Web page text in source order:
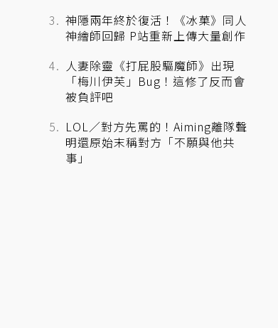
神隱兩年終於復活！《冰菓》同人
神繪師回歸 P站重新上傳大量創作
人妻除靈《打屁股驅魔師》出現
「梅川伊芙」Bug！這修了反而會
被負評吧
LOL／對方先罵的！Aiming離隊聲
明還原始末稱對方「不願與他共
事」